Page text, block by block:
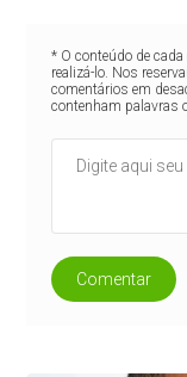
* O conteúdo de
realizá-lo. Nos
comentários em
contenham palavras
Comentar